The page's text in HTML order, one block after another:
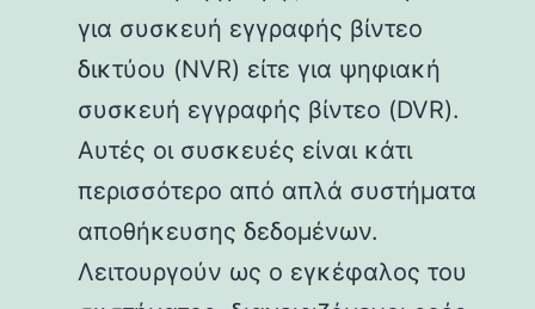
για συσκευή εγγραφής βίντεο
δικτύου (NVR) είτε για ψηφιακή
συσκευή εγγραφής βίντεο (DVR).
Αυτές οι συσκευές είναι κάτι
περισσότερο από απλά συστήματα
αποθήκευσης δεδομένων.
Λειτουργούν ως ο εγκέφαλος του